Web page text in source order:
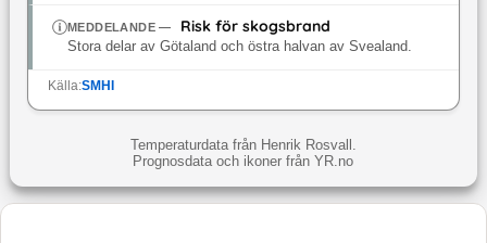
MEDDELANDE— Risk för skogsbrand
Stora delar av Götaland och östra halvan av Svealand.
Källa:SMHI
Temperaturdata från Henrik Rosvall.
Prognosdata och ikoner från YR.no